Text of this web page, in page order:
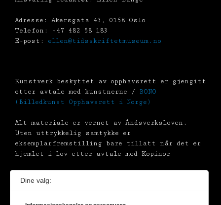
Adresse: Akersgata 43, 0158 Oslo
Telefon: +47 482 58 183
E-post: ellen@tidsskriftetmuseum.no
Kunstverk beskyttet av opphavsrett er gjengitt
etter avtale med kunstnerne / BONO
(Billedkunst Opphavsrett i Norge)
Alt materiale er vernet av Åndsverksloven.
Uten uttrykkelig samtykke er
eksemplarfremstilling bare tillatt når det er
hjemlet i lov etter avtale med Kopinor
Dine valg: